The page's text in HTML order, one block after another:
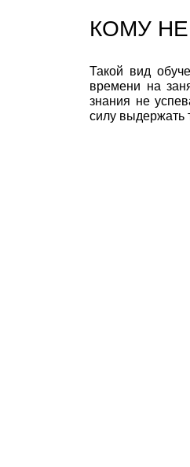
КОМУ
Такой вид
времени на
знания не
силу выдержать